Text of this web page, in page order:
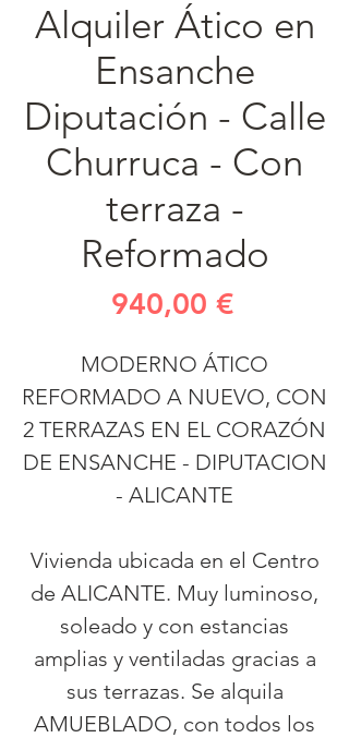
Alquiler Ático en
Ensanche
Diputación - Calle
Churruca - Con
terraza -
Reformado
940,00 €Precio
MODERNO ÁTICO
REFORMADO A NUEVO, CON
2 TERRAZAS EN EL CORAZÓN
DE ENSANCHE - DIPUTACION
- ALICANTE
Vivienda ubicada en el Centro
de ALICANTE. Muy luminoso,
soleado y con estancias
amplias y ventiladas gracias a
sus terrazas. Se alquila
AMUEBLADO, con todos los